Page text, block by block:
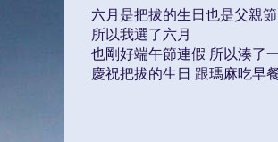
六月是把拔的生日也是父親節
所以我選了六月
也剛好端午節連假 所以湊了
慶祝把拔的生日 跟瑪麻吃早